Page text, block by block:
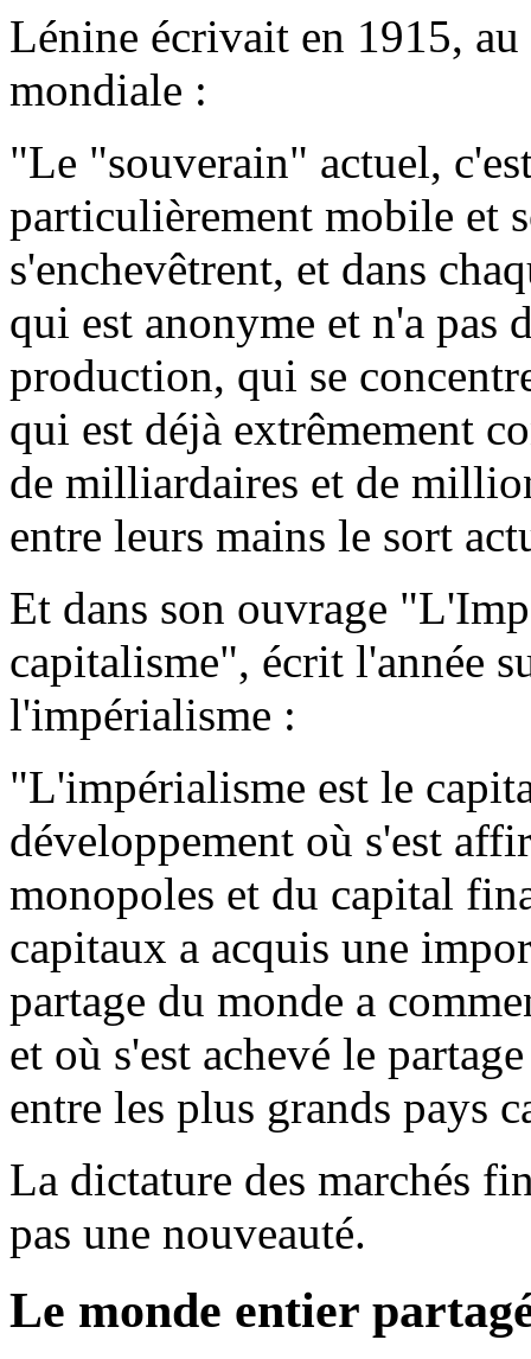
Lénine écrivait en 1915,
mondiale :
"Le "souverain" actuel,
particulièrement mobile et
s'enchevêtrent, et dans
qui est anonyme et n'a pas
production, qui se
qui est déjà extrêmement
de milliardaires et de
entre leurs mains le sort
Et dans son ouvrage
capitalisme", écrit l'année
l'impérialisme :
"L'impérialisme est le
développement où s'est
monopoles et du capital
capitaux a acquis une
partage du monde a
et où s'est achevé le
entre les plus grands pays
La dictature des marchés
pas une nouveauté.
Le monde entier